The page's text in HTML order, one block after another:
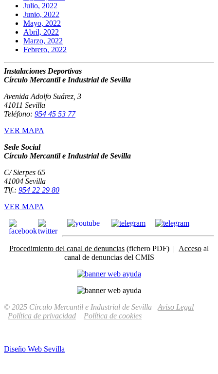
Julio, 2022
Junio, 2022
Mayo, 2022
Abril, 2022
Marzo, 2022
Febrero, 2022
Instalaciones Deportivas
Círculo Mercantil e Industrial de Sevilla
Avenida Adolfo Suárez, 3
41011 Sevilla
Teléfono: 954 45 53 77
VER MAPA
Sede Social
Círculo Mercantil e Industrial de Sevilla
C/ Sierpes 65
41004 Sevilla
Tlf.: 954 22 29 80
VER MAPA
Procedimiento del canal de denuncias (fichero PDF) | Acceso al
canal de denuncias del CMIS
© 2025 Círculo Mercantil e Industrial de Sevilla Aviso Legal
Política de privacidad
Política de cookies
Diseño Web Sevilla